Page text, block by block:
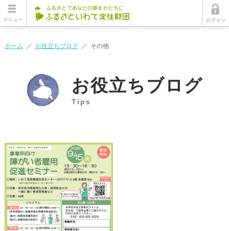
ホーム ／ お役立ちブログ／ その他
お役立ちブログ
Tips